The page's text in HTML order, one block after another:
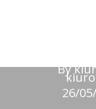
By
26/